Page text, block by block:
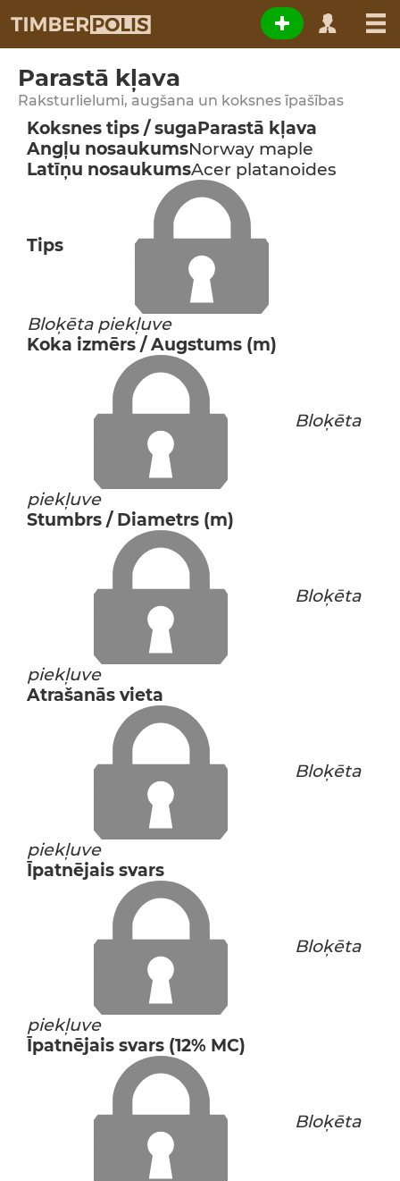
Parastā kļava
Raksturlielumi, augšana un koksnes īpašības
Koksnes tips / sugaParastā kļava
Angļu nosaukumsNorway maple
Latīņu nosaukumsAcer platanoides
Tips
Bloķēta piekļuve
Koka izmērs / Augstums (m)
Bloķēta
piekļuve
Stumbrs / Diametrs (m)
Bloķēta
piekļuve
Atrašanās vieta
Bloķēta
piekļuve
Īpatnējais svars
Bloķēta
piekļuve
Īpatnējais svars (12% MC)
Bloķēta